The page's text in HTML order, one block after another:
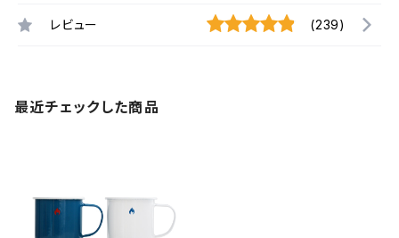
レビュー (239)
最近チェックした商品